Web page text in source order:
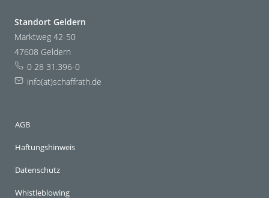
Standort Geldern
Marktweg 42-50
47608 Geldern
0 28 31.396-0
info(at)schaffrath.de
AGB
Haftungshinweis
Datenschutz
Whistleblowing